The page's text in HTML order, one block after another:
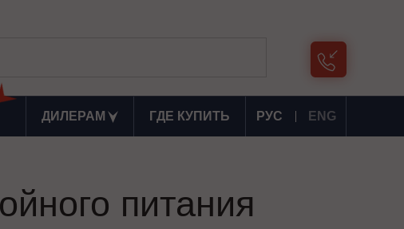
ДИЛЕРАМ ГДЕ КУПИТЬ РУС ENG
питания